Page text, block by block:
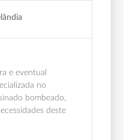
e eventual
no
bombeado,
deste